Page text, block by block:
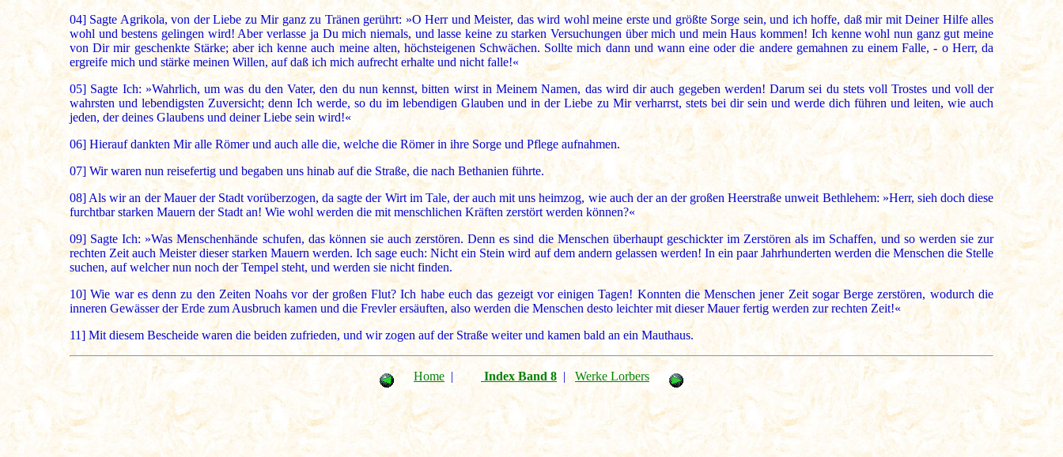
04] Sagte Agrikola, von der Liebe zu Mir ganz zu Tränen gerührt: »O Herr und Meister, das wird wohl meine erste und größte Sorge sein, und ich hoffe, daß mir mit Deiner Hilfe alles
wohl und bestens gelingen wird! Aber verlasse ja Du mich niemals, und lasse keine zu starken Versuchungen über mich und mein Haus kommen! Ich kenne wohl nun ganz gut meine
von Dir mir geschenkte Stärke; aber ich kenne auch meine alten, höchsteigenen Schwächen. Sollte mich dann und wann eine oder die andere gemahnen zu einem Falle, - o Herr, da
ergreife mich und stärke meinen Willen, auf daß ich mich aufrecht erhalte und nicht falle!«
05] Sagte Ich: »Wahrlich, um was du den Vater, den du nun kennst, bitten wirst in Meinem Namen, das wird dir auch gegeben werden! Darum sei du stets voll Trostes und voll der
wahrsten und lebendigsten Zuversicht; denn Ich werde, so du im lebendigen Glauben und in der Liebe zu Mir verharrst, stets bei dir sein und werde dich führen und leiten, wie auch
jeden, der deines Glaubens und deiner Liebe sein wird!«
06] Hierauf dankten Mir alle Römer und auch alle die, welche die Römer in ihre Sorge und Pflege aufnahmen.
07] Wir waren nun reisefertig und begaben uns hinab auf die Straße, die nach Bethanien führte.
08] Als wir an der Mauer der Stadt vorüberzogen, da sagte der Wirt im Tale, der auch mit uns heimzog, wie auch der an der großen Heerstraße unweit Bethlehem: »Herr, sieh doch diese
furchtbar starken Mauern der Stadt an! Wie wohl werden die mit menschlichen Kräften zerstört werden können?«
09]Sagte Ich: »Was Menschenhände schufen, das können sie auch zerstören. Denn es sind die Menschen überhaupt geschickter im Zerstören als im Schaffen, und so werden sie zur
rechten Zeit auch Meister dieser starken Mauern werden. Ich sage euch: Nicht ein Stein wird auf dem andern gelassen werden! In ein paar Jahrhunderten werden die Menschen die Stelle
suchen, auf welcher nun noch der Tempel steht, und werden sie nicht finden.
10] Wie war es denn zu den Zeiten Noahs vor der großen Flut? Ich habe euch das gezeigt vor einigen Tagen! Konnten die Menschen jener Zeit sogar Berge zerstören, wodurch die
inneren Gewässer der Erde zum Ausbruch kamen und die Frevler ersäuften, also werden die Menschen desto leichter mit dieser Mauer fertig werden zur rechten Zeit!«
11]Mit diesem Bescheide waren die beiden zufrieden, und wir zogen auf der Straße weiter und kamen bald an ein Mauthaus.
Home | Index Band 8 | Werke Lorbers